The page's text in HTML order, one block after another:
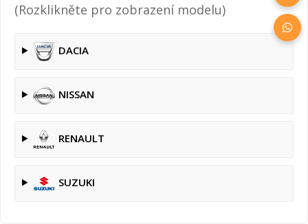
(Rozklikněte pro zobrazení modelu)
DACIA
NISSAN
RENAULT
SUZUKI